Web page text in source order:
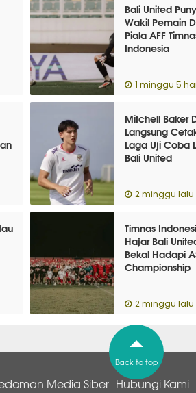
Bali United
Wakil Pemain
Piala AFF
Indonesia
1 minggu 5
Mitchell Baker
Langsung
Laga Uji Coba
Bali United
2 minggu lalu
Timnas
Hajar Bali
Bekal Hadapi
Championship
2 minggu lalu
Back to top
Media Siber Hubungi Kami